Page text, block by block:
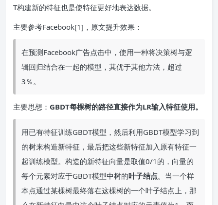
T构建新的特征也是使特征更好地表达数据。
主要参考Facebook[1]，原文提升效果：
在预测Facebook广告点击中，使用一种将决策树与逻
辑回归结合在一起的模型，其优于其他方法，超过
3％。
主要思想： GBDT每棵树的路径直接作为LR输入特征使用。
用已有特征训练GBDT模型，然后利用GBDT模型学习到
的树来构造新特征，最后把这些新特征加入原有特征一
起训练模型。构造的新特征向量是取值0/1的，向量的
每个元素对应于GBDT模型中树的叶子结点。当一个样
本点通过某棵树最终落在这棵树的一个叶子结点上，那